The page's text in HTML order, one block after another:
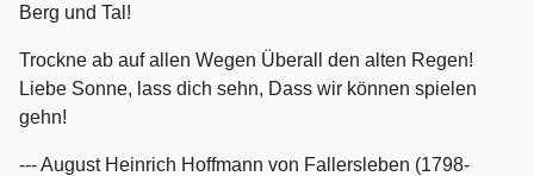
Berg und Tal!
Trockne ab auf allen Wegen Überall den alten Regen!
Liebe Sonne, lass dich sehn, Dass wir können spielen
gehn!
--- August Heinrich Hoffmann von Fallersleben (1798-